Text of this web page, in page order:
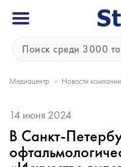
Медиацентр » Новости компании
14 июня 2024
В Санкт-